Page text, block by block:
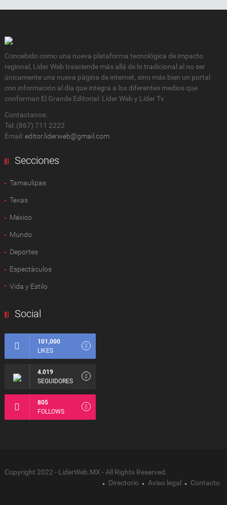
Concebido como una nueva plataforma tecnológica de impacto
regional, Lider Web trasciende más allá de lo tradicional al no ser
únicamente una nueva página de internet, sino más bien un portal
con información al día que integra a los diferentes medios que
conforman El Grande Editorial: Líder Web y Líder Tv
Contactanos:
Tel: (867) 711 2222
Email: editor.liderweb@gmail.com
Secciones
Tamaulipas
Texas
México
Mundo
Deportes
Espectàculos
Vida y Estilo
Social
101,000
LIKES
4.019
SEGUIDORES
805
FOLLOWS
Copyright 2022 - LiderWeb.MX - All Rights Reserved.
Directorio
Aviso legal Contacto